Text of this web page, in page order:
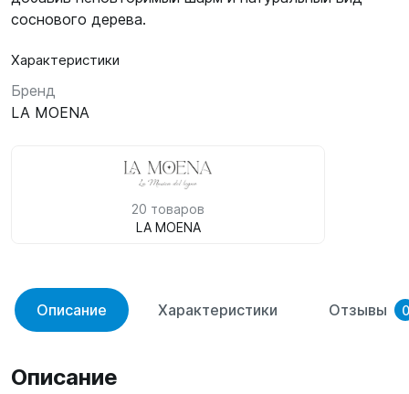
соснового дерева.
Характеристики
Бренд
LA MOENA
20 товаров
LA MOENA
Описание Характеристики Отзывы 0
Описание